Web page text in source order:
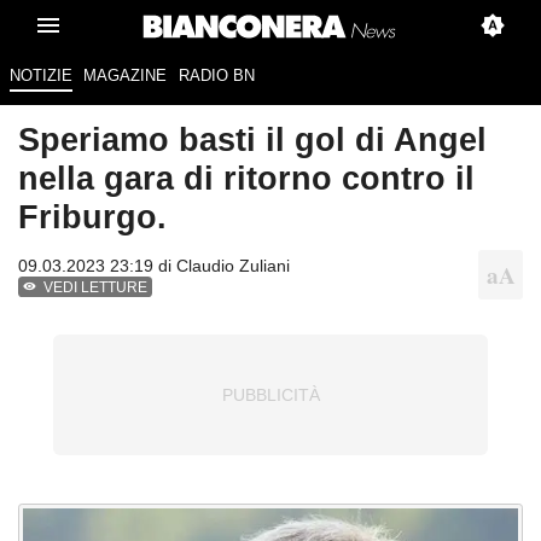
NOTIZIE MAGAZINE RADIO BN
Speriamo basti il gol di Angel
nella gara di ritorno contro il
Friburgo.
09.03.2023 23:19 di Claudio Zuliani
VEDI LETTURE